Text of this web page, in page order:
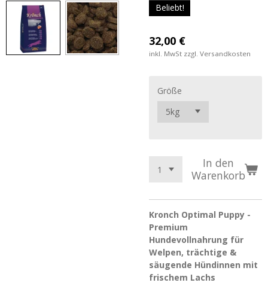
Beliebt!
32,00 €
inkl. MwSt zzgl. Versandkosten
Größe
In den
Warenkorb
Kronch Optimal Puppy -
Premium
Hundevollnahrung für
Welpen, trächtige &
säugende Hündinnen mit
frischem Lachs